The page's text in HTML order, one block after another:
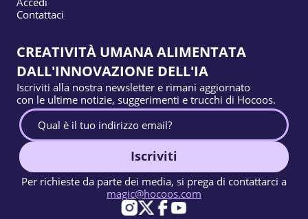
Contattaci
CREATIVITÀ UMANA ALIMENTATA
DALL'INNOVAZIONE DELL'IA
Iscriviti alla nostra newsletter e rimani aggiornato
con le ultime notizie, suggerimenti e trucchi di Hocoos.
Iscriviti
Per richieste da parte dei media, si prega di contattarci a
magic@hocoos.com